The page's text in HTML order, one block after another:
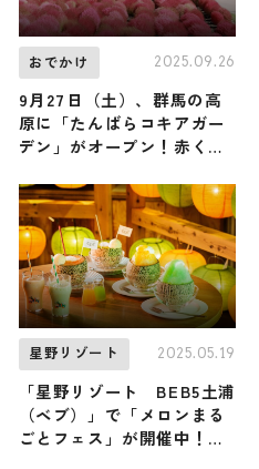
おでかけ 2025.09.26
9月27日（土）、群馬の高
原に「たんばらコキアガー
デン」がオープン！赤く染
愛犬と楽しもう
星野リゾート 2025.05.19
「星野リゾート BEB5土浦
（ベブ）」で「メロンまる
ごとフェス」が開催中！